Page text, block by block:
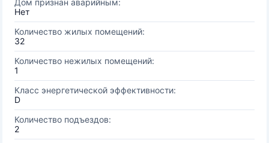
Дом признан аварийным:
Нет
Количество жилых помещений:
32
Количество нежилых помещений:
1
Класс энергетической эффективности:
D
Количество подъездов:
2